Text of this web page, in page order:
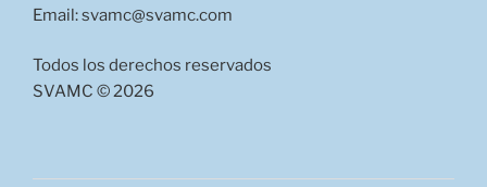
Email: svamc@svamc.com
Todos los derechos reservados
SVAMC © 2026